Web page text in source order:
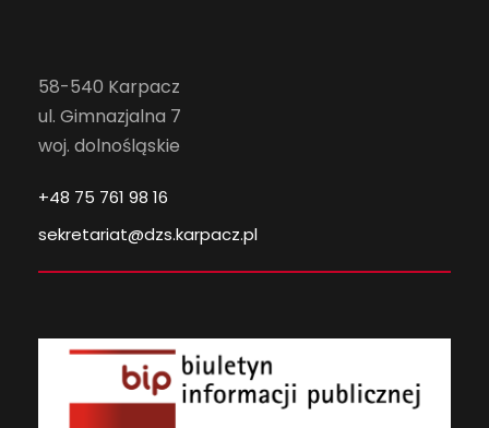
58-540 Karpacz
ul. Gimnazjalna 7
woj. dolnośląskie
+48 75 761 98 16
sekretariat@dzs.karpacz.pl